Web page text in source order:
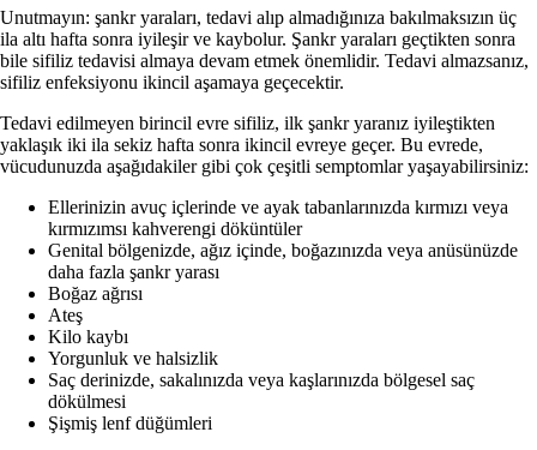
Unutmayın: şankr yaraları, tedavi alıp almadığınıza bakılmaksızın üç
ila altı hafta sonra iyileşir ve kaybolur. Şankr yaraları geçtikten sonra
bile sifiliz tedavisi almaya devam etmek önemlidir. Tedavi almazsanız,
sifiliz enfeksiyonu ikincil aşamaya geçecektir.
Tedavi edilmeyen birincil evre sifiliz, ilk şankr yaranız iyileştikten
yaklaşık iki ila sekiz hafta sonra ikincil evreye geçer. Bu evrede,
vücudunuzda aşağıdakiler gibi çok çeşitli semptomlar yaşayabilirsiniz:
Ellerinizin avuç içlerinde ve ayak tabanlarınızda kırmızı veya
kırmızımsı kahverengi döküntüler
Genital bölgenizde, ağız içinde, boğazınızda veya anüsünüzde
daha fazla şankr yarası
Boğaz ağrısı
Ateş
Kilo kaybı
Yorgunluk ve halsizlik
Saç derinizde, sakalınızda veya kaşlarınızda bölgesel saç
dökülmesi
Şişmiş lenf düğümleri